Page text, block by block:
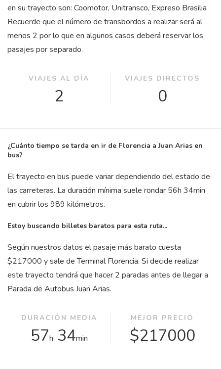
en su trayecto son: Coomotor, Unitransco, Expreso Brasilia
Recuerde que el número de transbordos a realizar será al
menos 2 por lo que en algunos casos deberá reservar los
pasajes por separado.
VIAJES AL DÍA
2
VIAJES DIRECTOS
0
¿Cuánto tiempo se tarda en ir de Florencia a Juan Arias en
bus?
El trayecto en bus puede variar dependiendo del estado de
las carreteras. La duración mínima suele rondar 56h 34min
en cubrir los 989 kilómetros.
Estoy buscando billetes baratos para esta ruta...
Según nuestros datos el pasaje más barato cuesta
$217000 y sale de Terminal Florencia. Si decide realizar
este trayecto tendrá que hacer 2 paradas antes de llegar a
Parada de Autobus Juan Arias.
DURACIÓN MEDIA
57h 34min
MEJOR PRECIO
$217000